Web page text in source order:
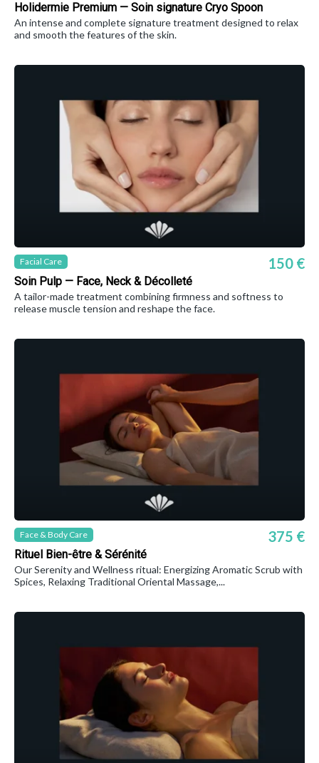
Holidermie Premium — Soin signature Cryo Spoon
An intense and complete signature treatment designed to relax
and smooth the features of the skin.
Facial Care
Soin Pulp — Face, Neck & Décolleté
150 €
A tailor-made treatment combining firmness and softness to
release muscle tension and reshape the face.
Face & Body Care
Rituel Bien-être & Sérénité
375 €
Our Serenity and Wellness ritual: Energizing Aromatic Scrub with
Spices, Relaxing Traditional Oriental Massage,...